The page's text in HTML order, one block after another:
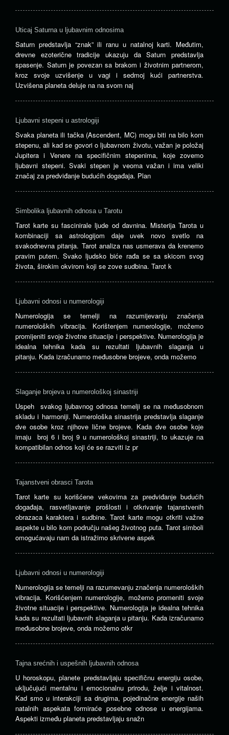
Uticaj Saturna u ljubavnim odnosima
Saturn predstavlja “znak” ili ranu u natalnoj karti. Međutim,
drevne ezoterične tradicije ukazuju da Saturn predstavlja
spasenje. Saturn je povezan sa brakom i životnim partnerom,
kroz svoje uzvišenje u vagi i sedmoj kući partnerstva.
Uzvišena planeta deluje na na svom naj
Ljubavni stepeni u astrologiji
Svaka planeta ili tačka (Ascendent, MC) mogu biti na bilo kom
stepenu, ali kad se govori o ljubavnom životu, važan je položaj
Jupitera i Venere na specifičnim stepenima, koje zovemo
ljubavni stepeni. Svaki stepen je veoma važan i ima veliki
značaj za predviđanje budućih događaja. Plan
Simbolika ljubavnih odnosa u Tarotu
Tarot karte su fascinirale ljude od davnina. Misterija Tarota u
kombinaciji sa astrologijom daje uvek novo svetlo na
svakodnevna pitanja. Tarot analiza nas usmerava da krenemo
pravim putem. Svako ljudsko biće rađa se sa skicom svog
života, širokim okvirom koji se zove sudbina. Tarot k
Ljubavni odnosi u numerologiji
Numerologija se temelji na razumijevanju značenja
numeroloških vibracija. Korištenjem numerologije, možemo
promijeniti svoje životne situacije i perspektive. Numerologija je
idealna tehnika kada su rezultati ljubavnih slaganja u
pitanju. Kada izračunamo međusobne brojeve, onda možemo
Slaganje brojeva u numerološkoj sinastriji
Uspeh svakog ljubavnog odnosa temelji se na međusobnom
skladu i harmoniji. Numerološka sinastrija predstavlja slaganje
dve osobe kroz njihove lične brojeve. Kada dve osobe koje
imaju broj 6 i broj 9 u numerološkoj sinastriji, to ukazuje na
kompatibilan odnos koji će se razviti iz pr
Tajanstveni obrasci Tarota
Tarot karte su korišćene vekovima za predviđanje budućih
događaja, rasvetljavanje prošlosti i otkrivanje tajanstvenih
obrazaca karaktera i sudbine. Tarot karte mogu otkriti važne
aspekte u bilo kom području našeg životnog puta. Tarot simboli
omogućavaju nam da istražimo skrivene aspek
Ljubavni odnosi u numerologiji
Numerologija se temelji na razumevanju značenja numeroloških
vibracija. Korišćenjem numerologije, možemo promeniti svoje
životne situacije i perspektive. Numerologija je idealna tehnika
kada su rezultati ljubavnih slaganja u pitanju. Kada izračunamo
međusobne brojeve, onda možemo otkr
Tajna srećnih i uspešnih ljubavnih odnosa
U horoskopu, planete predstavljaju specifičnu energiju osobe,
uključujući mentalnu i emocionalnu prirodu, želje i vitalnost.
Kad smo u interakciji sa drugima, pojedinačne energije naših
natalnih aspekata formiraće posebne odnose u energijama.
Aspekti između planeta predstavljaju snažn